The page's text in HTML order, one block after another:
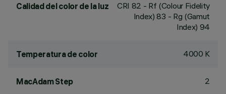
Calidad del color de la luz CRI 82 - Rf (Colour Fidelity
Index) 83 - Rg (Gamut
Index) 94
Temperatura de color 4000 K
MacAdam Step 2